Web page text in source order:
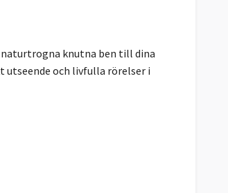
knutna ben till dina
och livfulla rörelser i